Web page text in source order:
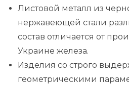
Листовой металл из
нержавеющей стали
состав отличается от
Украине железа.
Изделия со строго
геометрическими